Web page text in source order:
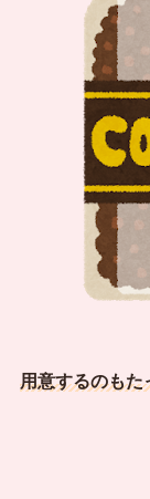
用意するのもた